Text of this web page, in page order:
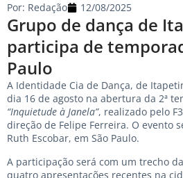
Grupo de dança de
participa de
Paulo
Por: Redação 12/08/2025
A Identidade Cia de Dança, de
dia 16 de agosto na abertura da 2ª
“Inquietude à Janela”, realizado pelo
direção de Felipe Ferreira. O evento
Ruth Escobar, em São Paulo.
A participação será com um trecho
quatro apresentações recentes na